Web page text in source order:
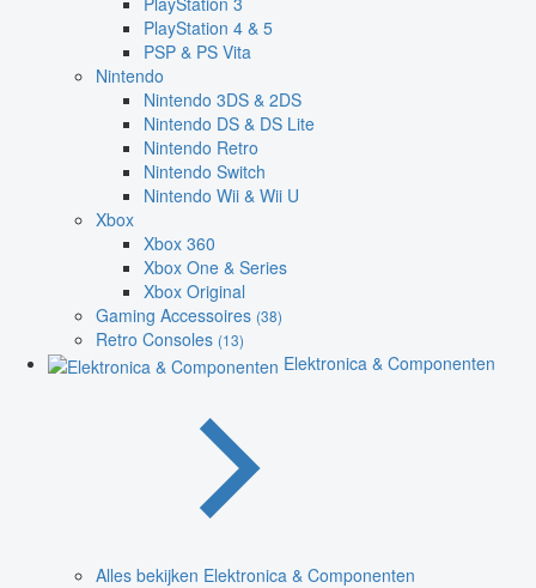
PlayStation 4 & 5
PSP & PS Vita
Nintendo
Nintendo 3DS & 2DS
Nintendo DS & DS Lite
Nintendo Retro
Nintendo Switch
Nintendo Wii & Wii U
Xbox
Xbox 360
Xbox One & Series
Xbox Original
Gaming Accessoires (38)
Retro Consoles (13)
Elektronica & Componenten
Alles bekijken Elektronica & Componenten